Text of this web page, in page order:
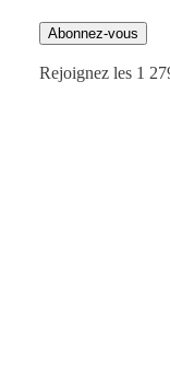
Abonnez-vous
Rejoignez les 1